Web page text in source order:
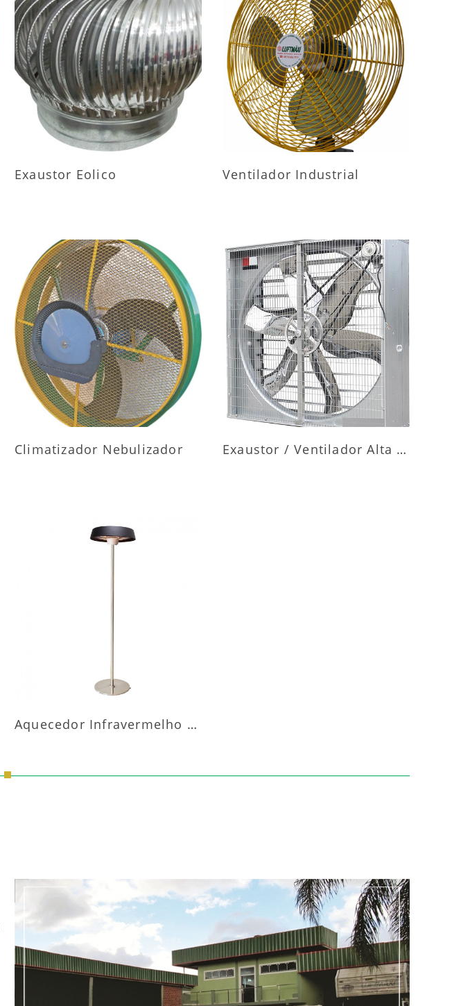
MAIS INFORMAÇÕES
Exaustor Eolico
MAIS INFORMAÇÕES
Ventilador Industrial
MAIS INFORMAÇÕES
Climatizador Nebulizador
MAIS INFORMAÇÕES
Exaustor / Ventilador Alta Vazão
Aquecedor Infravermelho Pedestal Luft-20000